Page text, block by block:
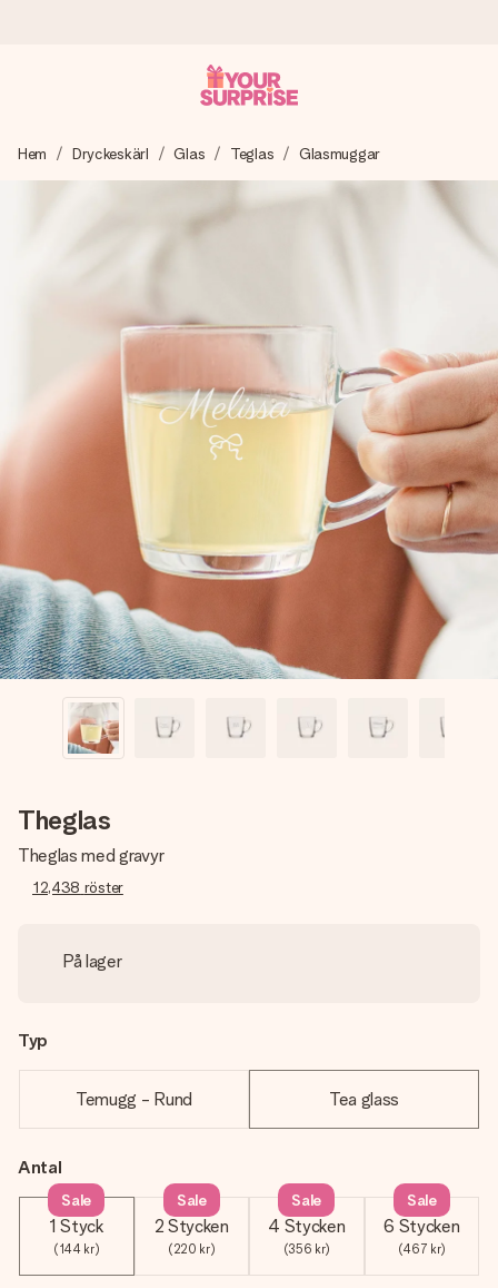
Vi skapar din gåva med omsorg och skickar den blixtsnabbt
– så att du kan ge den i precis rätt tid, när det betyder som
Våra gåvor inspirerar. Kunder ger oss 4,6 på Google
Gratis hälsning
Skapa något unikt med bara några få steg – med hennes
namn, ditt foto eller ett meddelande som verkligen berör
hennes hjärta. Inget krångel, bara med all kärlek för stunden.
Hem Dryckeskärl Glas Teglas Glasmuggar
Theglas
Theglas med gravyr
12,438 röster
På lager
Typ
Temugg - Rund Tea glass
Antal
1 Styck
(144 kr)
Sale
2 Stycken
(220 kr)
Sale
4 Stycken
(356 kr)
Sale
6 Stycken
(467 kr)
Sale